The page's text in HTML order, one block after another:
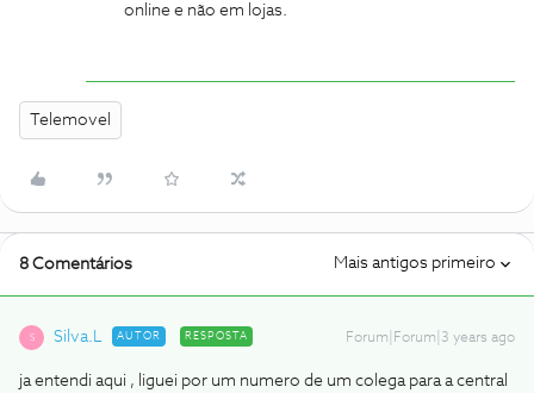
online e não em lojas.
Telemovel
8 Comentários Mais antigos primeiro
S Silva.L AUTOR RESPOSTA Forum|Forum|3 years ago
ja entendi aqui , liguei por um numero de um colega para a central